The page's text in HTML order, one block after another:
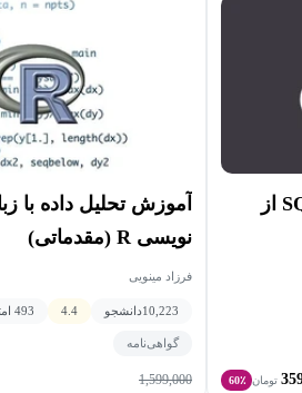
بوت‌کمپ جامع MySQL و SQL از
تومان 60٪
آموزش تحلیل داده با
نویسی R (مقدماتی)
فرزاد مینویی
10,223دانشجو 4.4 493 امتیاز
گواهی‌نامه
1,599,000